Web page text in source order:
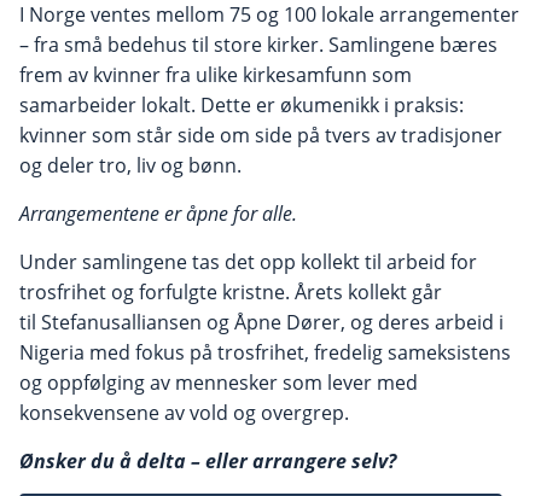
I Norge ventes mellom 75 og 100 lokale arrangementer
– fra små bedehus til store kirker. Samlingene bæres
frem av kvinner fra ulike kirkesamfunn som
samarbeider lokalt. Dette er økumenikk i praksis:
kvinner som står side om side på tvers av tradisjoner
og deler tro, liv og bønn.
Arrangementene er åpne for alle.
Under samlingene tas det opp kollekt til arbeid for
trosfrihet og forfulgte kristne. Årets kollekt går
til Stefanusalliansen og Åpne Dører, og deres arbeid i
Nigeria med fokus på trosfrihet, fredelig sameksistens
og oppfølging av mennesker som lever med
konsekvensene av vold og overgrep.
Ønsker du å delta – eller arrangere selv?